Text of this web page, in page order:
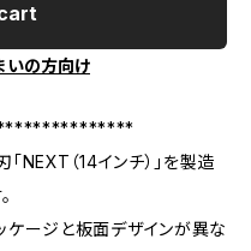
いの方向け
NEXT（14インチ）」を製造
ケージと板面デザインが異な